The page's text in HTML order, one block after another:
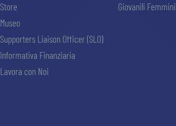
Store
Museo
Supporters Liaison Officer (SLO)
Informativa Finanziaria
Lavora con Noi
Giovanili